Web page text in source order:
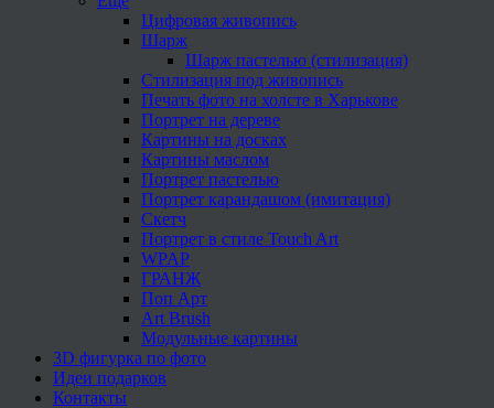
Цифровая живопись
Шарж
Шарж пастелью (стилизация)
Стилизация под живопись
Печать фото на холсте в Харькове
Портрет на дереве
Картины на досках
Картины маслом
Портрет пастелью
Портрет карандашом (имитация)
Скетч
Портрет в стиле Touch Art
WPAP
ГРАНЖ
Поп Арт
Art Brush
Модульные картины
3D фигурка по фото
Идеи подарков
Контакты